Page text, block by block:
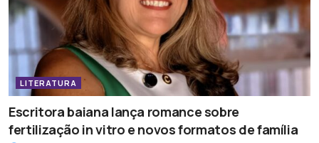
LITERATURA
Escritora baiana lança romance sobre
fertilização in vitro e novos formatos de família